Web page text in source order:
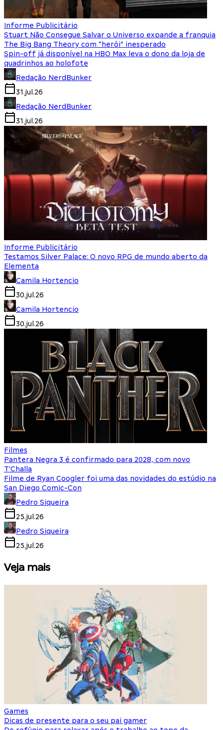
Informe Publicitário
Stuart Não Consegue Salvar o Universo expande a franquia
The Big Bang Theory com “herói” inesperado
Spin-off já disponível na HBO Max leva o dono da loja de
quadrinhos ao holofote
Redação NerdBunker
31.jul.26
Redação NerdBunker
31.jul.26
Informe Publicitário
Testamos Silver Palace: O novo RPG de mundo aberto da
Elementa
Camila Hortencio
30.jul.26
Camila Hortencio
30.jul.26
Filmes
Pantera Negra 3 é confirmado para 2028, com novo
T'Challa
Filme de Ryan Coogler foi uma das novidades do estúdio na
San Diego Comic-Con
Pedro Siqueira
25.jul.26
Pedro Siqueira
25.jul.26
Veja mais
Games
Dicas de presente para o seu pai gamer